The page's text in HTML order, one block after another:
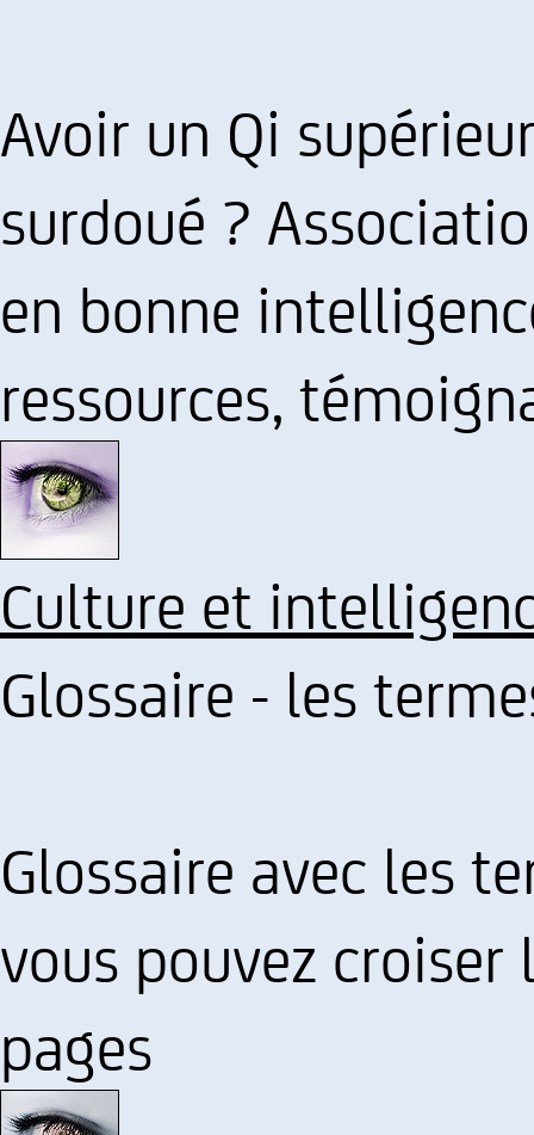
Avoir un Qi
surdoué ?
en bonne
ressources,
Culture et
Glossaire - les
Glossaire avec les
vous pouvez
pages